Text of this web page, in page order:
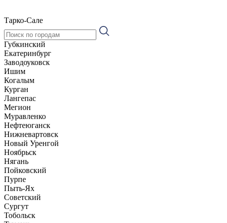
Тарко-Сале
Губкинский
Екатеринбург
Заводоуковск
Ишим
Когалым
Курган
Лангепас
Мегион
Муравленко
Нефтеюганск
Нижневартовск
Новый Уренгой
Ноябрьск
Нягань
Пойковский
Пурпе
Пыть-Ях
Советский
Сургут
Тобольск